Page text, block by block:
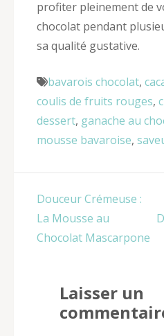
profiter pleinement de
chocolat pendant
sa qualité gustative.
bavarois chocolat,
coulis de fruits rouges,
dessert, ganache au
mousse bavaroise,
Navigation
de
l’article
Douceur Crémeuse :
La Mousse au
Chocolat Mascarpone
Laisser un